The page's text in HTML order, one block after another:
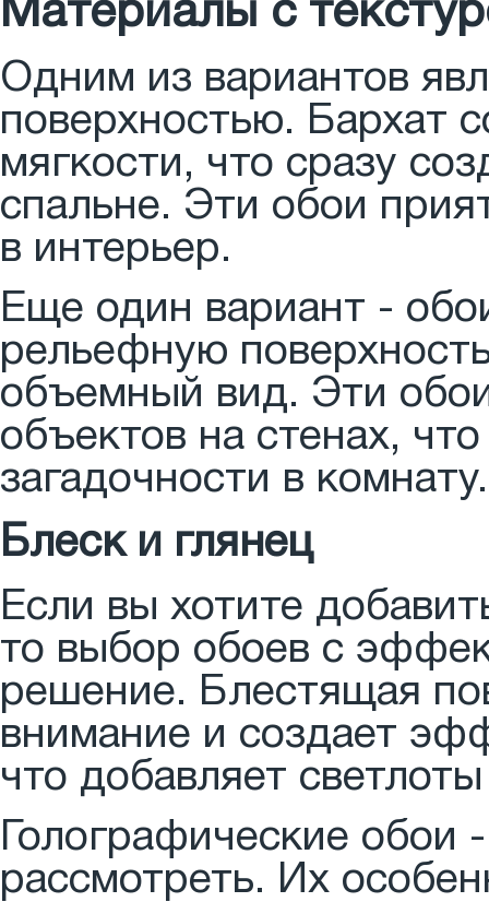
Материалы с
Одним из вариантов
поверхностью. Бархат
мягкости, что сразу
спальне. Эти обои
в интерьер.
Еще один вариант -
рельефную
объемный вид. Эти
объектов на стенах,
загадочности в комнату.
Блеск и глянец
Если вы хотите
то выбор обоев с
решение. Блестящая
внимание и создает
что добавляет
Голографические
рассмотреть. Их